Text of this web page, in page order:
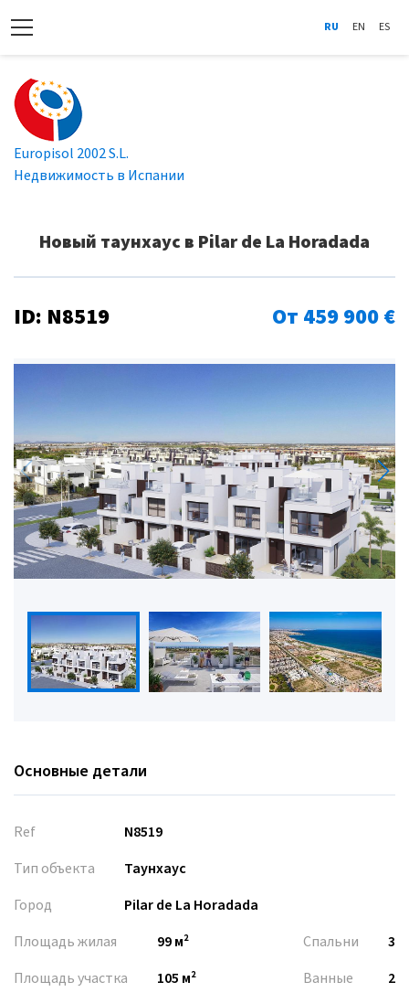
RU EN ES
Europisol 2002 S.L.
Недвижимость в Испании
Новый таунхаус в Pilar de La Horadada
ID: N8519 От 459 900 €
Основные детали
Ref
N8519
Тип объекта
Таунхаус
Город
Pilar de La Horadada
Площадь жилая
99 м²
Площадь участка
105 м²
Спальни
3
Ванные
2